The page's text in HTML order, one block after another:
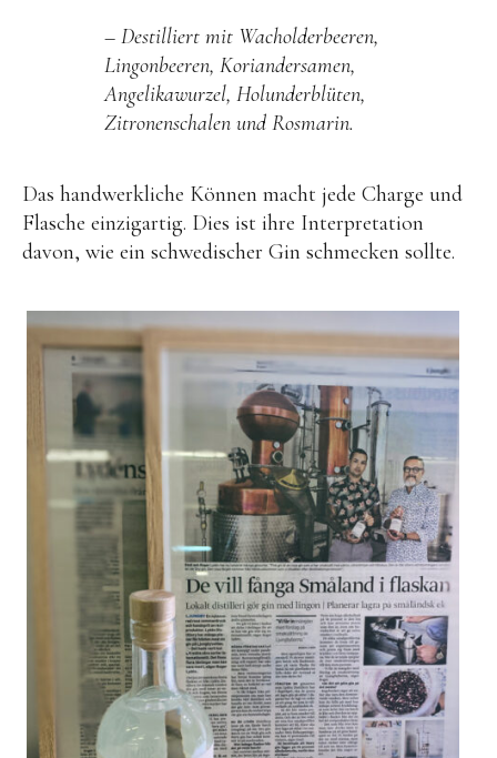
– Destilliert mit Wacholderbeeren,
Lingonbeeren, Koriandersamen,
Angelikawurzel, Holunderblüten,
Zitronenschalen und Rosmarin.
Das handwerkliche Können macht jede Charge und
Flasche einzigartig. Dies ist ihre Interpretation
davon, wie ein schwedischer Gin schmecken sollte.